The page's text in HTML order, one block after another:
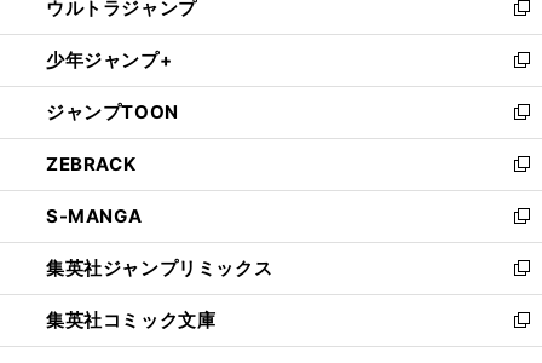
く
で
開
く
ド
ウ
で
開
く
ィ
ン
ド
ウ
で
開
く
い
ウ
ィ
ン
ド
ウ
で
開
く
ウルトラジャンプ
新
し
い
ウ
ィ
ン
ド
ウ
で
開
く
少年ジャンプ+
新
し
い
ウ
ィ
ン
ド
ウ
で
開
く
ジャンプTOON
新
し
い
ウ
ィ
ン
ド
ウ
で
開
ZEBRACK
新
し
い
ウ
ィ
ン
ド
ウ
S-MANGA
新
し
い
ウ
ィ
ン
集英社ジャンプリミックス
新
し
い
ウ
集英社コミック文庫
新
し